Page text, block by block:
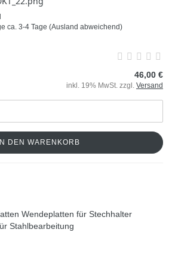
ca. 3-4 Tage (Ausland abweichend)
46,00 €
inkl. 19% MwSt. zzgl. Versand
IN DEN WARENKORB